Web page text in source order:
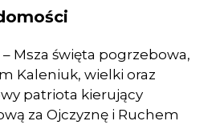
Msza święta pogrzebowa,
Kaleniuk, wielki oraz
patriota kierujący
za Ojczyznę i Ruchem